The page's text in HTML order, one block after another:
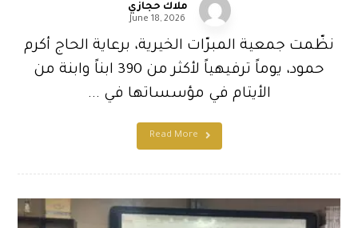
ملاك حجازي
June 18, 2026
نظّمت جمعية المبرّات الخيرية، برعاية الحاج أكرم
حمود، يوماً ترفيهياً لأكثر من 390 ابناً وابنة من
الأيتام في مؤسساتها في ...
Read More